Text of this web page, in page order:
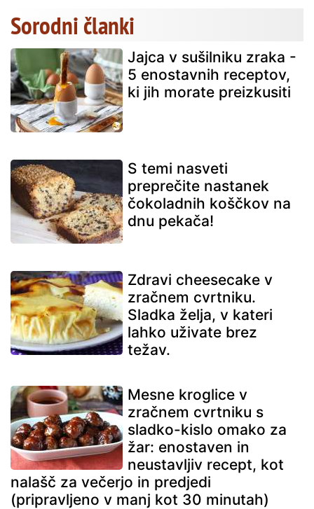
Sorodni članki
Jajca v sušilniku zraka -
5 enostavnih receptov,
ki jih morate preizkusiti
S temi nasveti
preprečite nastanek
čokoladnih koščkov na
dnu pekača!
Zdravi cheesecake v
zračnem cvrtniku.
Sladka želja, v kateri
lahko uživate brez
težav.
Mesne kroglice v
zračnem cvrtniku s
sladko-kislo omako za
žar: enostaven in
neustavljiv recept, kot
nalašč za večerjo in predjedi
(pripravljeno v manj kot 30 minutah)